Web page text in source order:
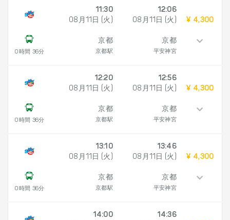
0時間 36分
11:30
08月11日 (火)
京都
京都駅
12:06
08月11日 (火)
京都
平安神宮
¥ 4,300
0時間 36分
12:20
08月11日 (火)
京都
京都駅
12:56
08月11日 (火)
京都
平安神宮
¥ 4,300
0時間 36分
13:10
08月11日 (火)
京都
京都駅
13:46
08月11日 (火)
京都
平安神宮
¥ 4,300
14:00
14:36